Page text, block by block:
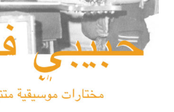
/NEWS
2017